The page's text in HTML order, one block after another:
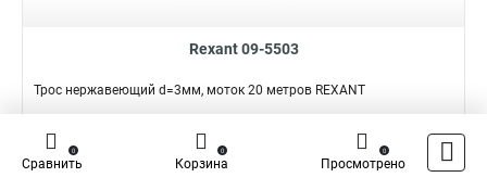
Rexant 09-5503
Трос нержавеющий d=3мм, моток 20 метров REXANT
Подробнее Сравнить
Наличие:
Сравнить
0
Корзина
0
Просмотрено
0